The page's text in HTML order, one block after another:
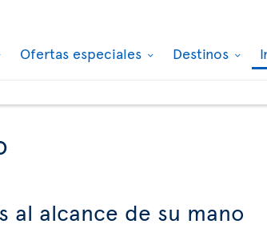
Ofertas especiales Destinos
al alcance de su mano